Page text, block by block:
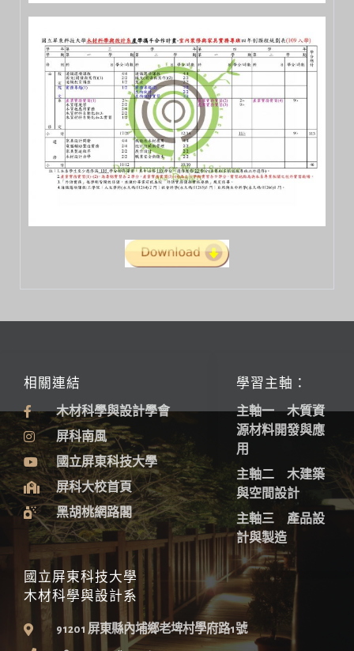
國立屏東科技大學
木材科學與設計系
91201 屏東縣內埔鄉老埤村學府路1號
學習主軸：
主軸一 木質資
源材料開發與應
用
主軸二 木建築
與空間設計
主軸三 產品設
計與製造
相關連結
木材科學與設計學會
屏科南風
國立屏東科技大學
屏科大校首頁
黑胡桃網路閣